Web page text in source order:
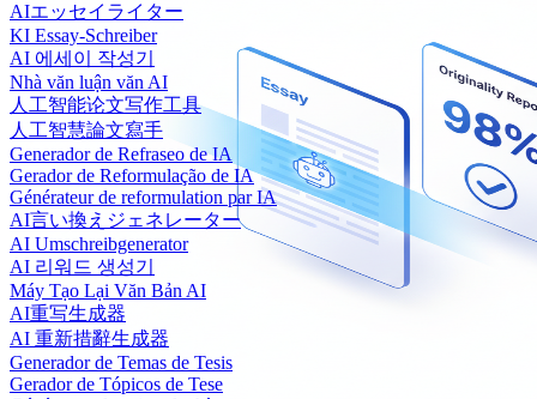
AIエッセイライター
KI Essay-Schreiber
AI 에세이 작성기
Nhà văn luận văn AI
人工智能论文写作工具
人工智慧論文寫手
Generador de Refraseo de IA
Gerador de Reformulação de IA
Générateur de reformulation par IA
AI言い換えジェネレーター
AI Umschreibgenerator
AI 리워드 생성기
Máy Tạo Lại Văn Bản AI
AI重写生成器
AI 重新措辭生成器
Generador de Temas de Tesis
Gerador de Tópicos de Tese